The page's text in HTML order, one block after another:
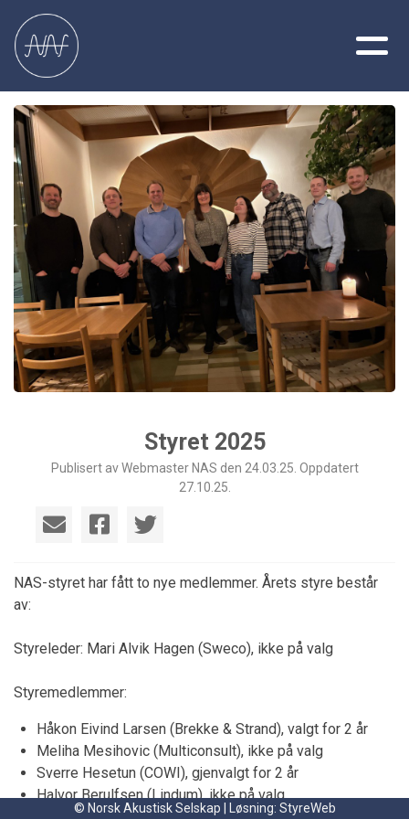
Styret 2025
Publisert av Webmaster NAS den 24.03.25. Oppdatert
27.10.25.
NAS-styret har fått to nye medlemmer. Årets styre består
av:
Styreleder: Mari Alvik Hagen (Sweco), ikke på valg
Styremedlemmer:
Håkon Eivind Larsen (Brekke & Strand), valgt for 2 år
Meliha Mesihovic (Multiconsult), ikke på valg
Sverre Hesetun (COWI), gjenvalgt for 2 år
Halvor Berulfsen (Lindum), ikke på valg
© Norsk Akustisk Selskap | Løsning: StyreWeb